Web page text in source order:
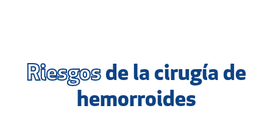
Riesgos de la cirugía de
hemorroides